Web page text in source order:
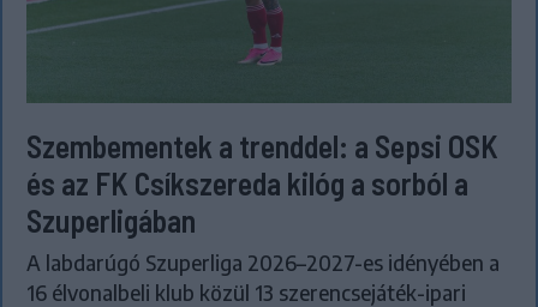
Szembementek a trenddel: a Sepsi OSK
és az FK Csíkszereda kilóg a sorból a
Szuperligában
A labdarúgó Szuperliga 2026–2027-es idényében a
16 élvonalbeli klub közül 13 szerencsejáték-ipari